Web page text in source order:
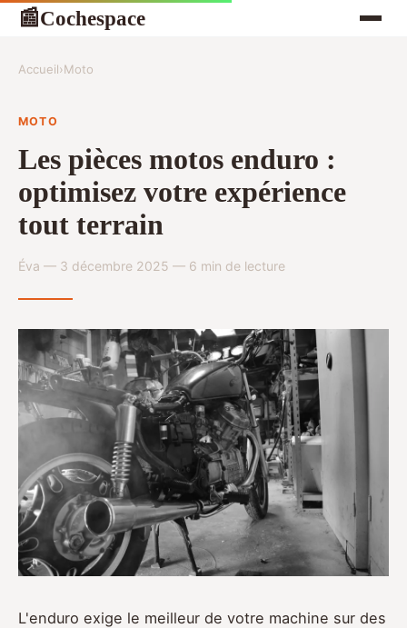
📰Cochespace
Accueil›Moto
MOTO
Les pièces motos enduro :
optimisez votre expérience
tout terrain
Éva — 3 décembre 2025 — 6 min de lecture
L'enduro exige le meilleur de votre machine sur des